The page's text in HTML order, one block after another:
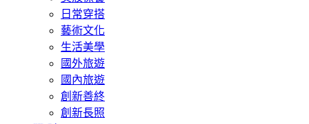
日常穿搭
藝術文化
生活美學
國外旅遊
國內旅遊
創新善終
創新長照